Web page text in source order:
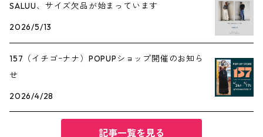
SALUU、サイズ欠品が始まっています
2026/5/13
157（イチゴｰナナ）POPUPショップ開催のお知ら
せ
2026/4/28
記事一覧を見る